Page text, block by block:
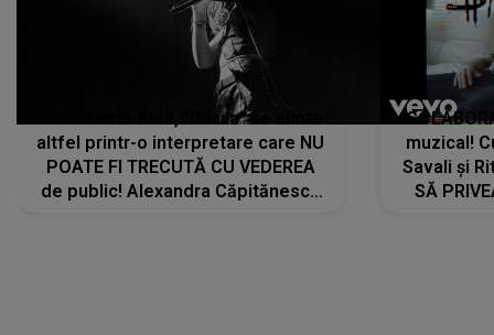
De această dată, "Dilaila" se simte
altfel printr-o interpretare care NU
POATE FI TRECUTĂ CU VEDEREA
de public! Alexandra Căpitănescu
muzical!
Savali și
SĂ